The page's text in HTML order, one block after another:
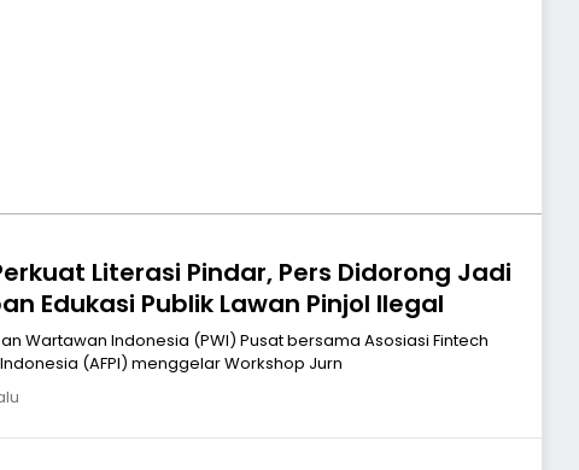
Literasi Pindar, Pers Didorong Jadi
Edukasi Publik Lawan Pinjol Ilegal
(AFPI) menggelar Workshop Jurn